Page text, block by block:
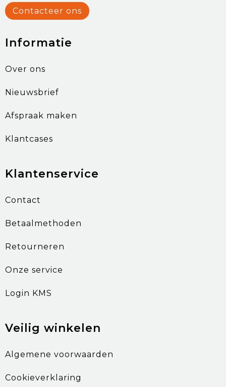
Contacteer ons
Informatie
Over ons
Nieuwsbrief
Afspraak maken
Klantcases
Klantenservice
Contact
Betaalmethoden
Retourneren
Onze service
Login KMS
Veilig winkelen
Algemene voorwaarden
Cookieverklaring